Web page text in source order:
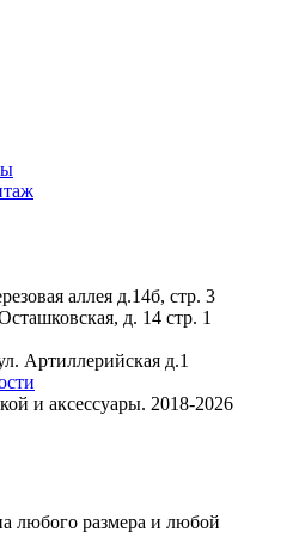
аллея д.14б, стр. 3
д. 14 стр. 1
Артиллерийская д.1
и аксессуары. 2018-2026
любого размера и любой